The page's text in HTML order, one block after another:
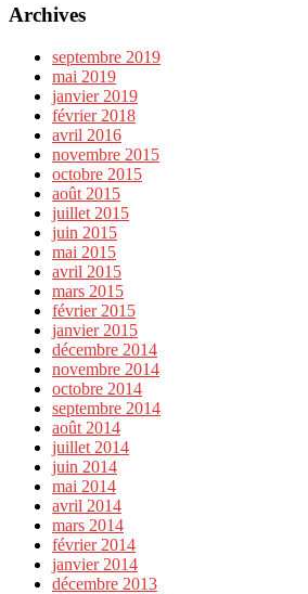
Archives
septembre 2019
mai 2019
janvier 2019
février 2018
avril 2016
novembre 2015
octobre 2015
août 2015
juillet 2015
juin 2015
mai 2015
avril 2015
mars 2015
février 2015
janvier 2015
décembre 2014
novembre 2014
octobre 2014
septembre 2014
août 2014
juillet 2014
juin 2014
mai 2014
avril 2014
mars 2014
février 2014
janvier 2014
décembre 2013